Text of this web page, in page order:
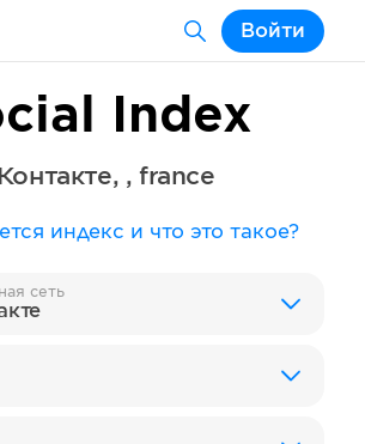
Войти
Index
, ,france
индекс и что это такое?
сеть